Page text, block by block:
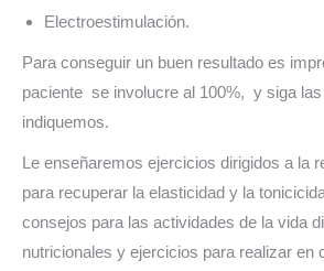
Electroestimulación.
Para conseguir un buen resultado es
paciente se involucre al 100%, y siga
indiquemos.
Le enseñaremos ejercicios dirigidos a la
para recuperar la elasticidad y la
consejos para las actividades de la vida
nutricionales y ejercicios para realizar en